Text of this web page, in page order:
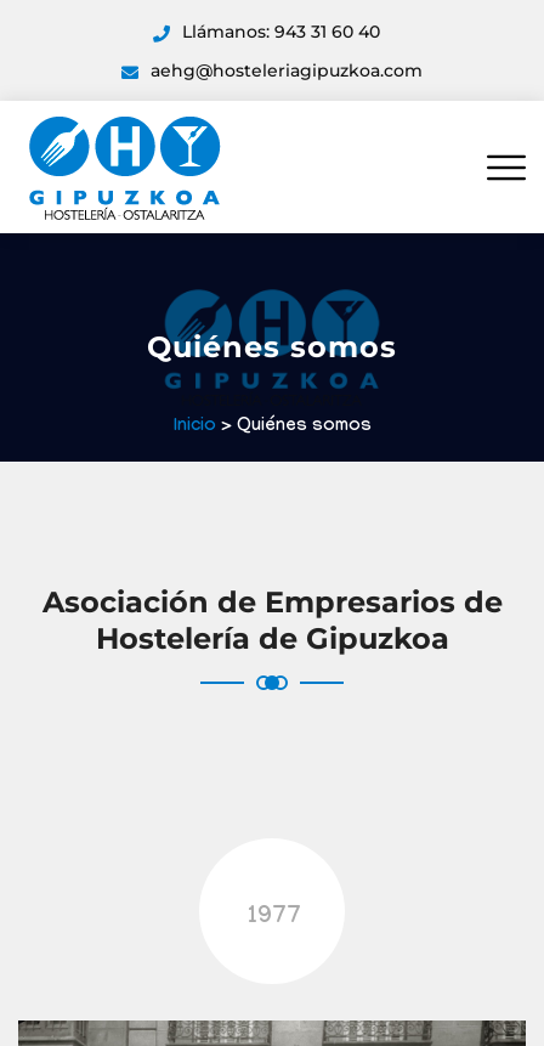
Llámanos: 943 31 60 40
aehg@hosteleriagipuzkoa.com
Quiénes somos
Inicio > Quiénes somos
Asociación de Empresarios de
Hostelería de Gipuzkoa
1977